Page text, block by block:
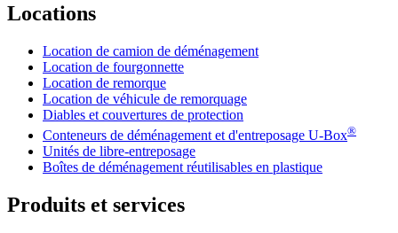
Locations
Location de camion de déménagement
Location de fourgonnette
Location de remorque
Location de véhicule de remorquage
Diables et couvertures de protection
Conteneurs de déménagement et d'entreposage U-Box®
Unités de libre-entreposage
Boîtes de déménagement réutilisables en plastique
Produits et services